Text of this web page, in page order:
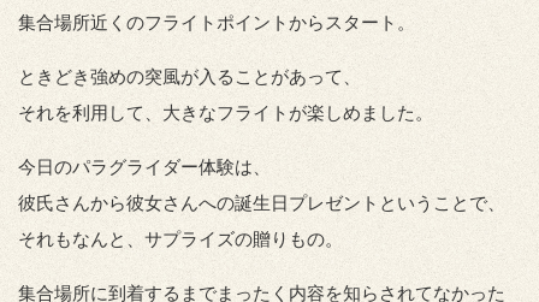
集合場所近くのフライトポイントからスタート。
ときどき強めの突風が入ることがあって、
それを利用して、大きなフライトが楽しめました。
今日のパラグライダー体験は、
彼氏さんから彼女さんへの誕生日プレゼントということで、
それもなんと、サプライズの贈りもの。
集合場所に到着するまでまったく内容を知らされてなかった